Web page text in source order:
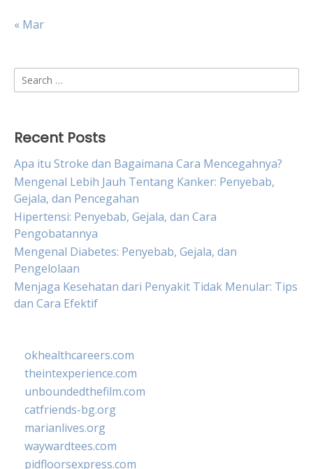
« Mar
Search
for:
Recent Posts
Apa itu Stroke dan Bagaimana Cara Mencegahnya?
Mengenal Lebih Jauh Tentang Kanker: Penyebab,
Gejala, dan Pencegahan
Hipertensi: Penyebab, Gejala, dan Cara
Pengobatannya
Mengenal Diabetes: Penyebab, Gejala, dan
Pengelolaan
Menjaga Kesehatan dari Penyakit Tidak Menular: Tips
dan Cara Efektif
okhealthcareers.com
theintexperience.com
unboundedthefilm.com
catfriends-bg.org
marianlives.org
waywardtees.com
pidfloorsexpress.com